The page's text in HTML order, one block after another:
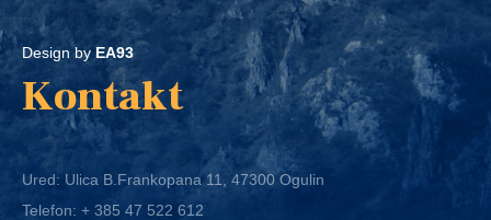
Design by EA93
Kontakt
Ured: Ulica B.Frankopana 11, 47300 Ogulin
Telefon: + 385 47 522 612